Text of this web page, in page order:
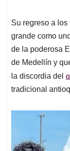
Su regreso a
grande como
de la poderosa
de Medellín y
la discordia del
tradicional